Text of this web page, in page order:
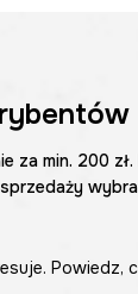
za min. 200
Powiedz,